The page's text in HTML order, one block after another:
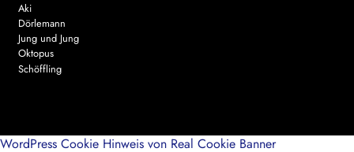
Aki
Dörlemann
Jung und Jung
Oktopus
Schöffling
WordPress Cookie Hinweis von Real Cookie Banner